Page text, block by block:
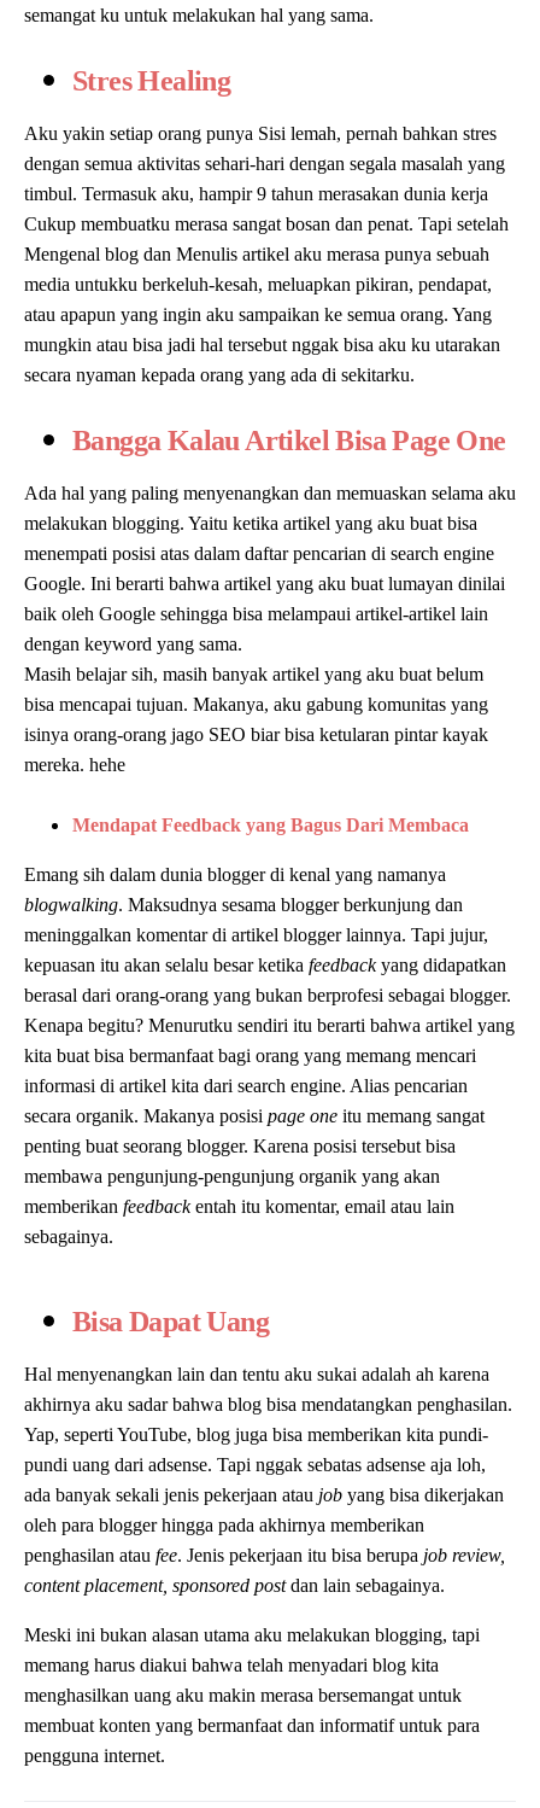
semangat ku untuk melakukan hal yang sama.
Stres Healing
Aku yakin setiap orang punya Sisi lemah, pernah bahkan stres
dengan semua aktivitas sehari-hari dengan segala masalah yang
timbul. Termasuk aku, hampir 9 tahun merasakan dunia kerja
Cukup membuatku merasa sangat bosan dan penat. Tapi setelah
Mengenal blog dan Menulis artikel aku merasa punya sebuah
media untukku berkeluh-kesah, meluapkan pikiran, pendapat,
atau apapun yang ingin aku sampaikan ke semua orang. Yang
mungkin atau bisa jadi hal tersebut nggak bisa aku ku utarakan
secara nyaman kepada orang yang ada di sekitarku.
Bangga Kalau Artikel Bisa Page One
Ada hal yang paling menyenangkan dan memuaskan selama aku
melakukan blogging. Yaitu ketika artikel yang aku buat bisa
menempati posisi atas dalam daftar pencarian di search engine
Google. Ini berarti bahwa artikel yang aku buat lumayan dinilai
baik oleh Google sehingga bisa melampaui artikel-artikel lain
dengan keyword yang sama.
Masih belajar sih, masih banyak artikel yang aku buat belum
bisa mencapai tujuan. Makanya, aku gabung komunitas yang
isinya orang-orang jago SEO biar bisa ketularan pintar kayak
mereka. hehe
Mendapat Feedback yang Bagus Dari Membaca
Emang sih dalam dunia blogger di kenal yang namanya
blogwalking. Maksudnya sesama blogger berkunjung dan
meninggalkan komentar di artikel blogger lainnya. Tapi jujur,
kepuasan itu akan selalu besar ketika feedbackyang didapatkan
berasal dari orang-orang yang bukan berprofesi sebagai blogger.
Kenapa begitu? Menurutku sendiri itu berarti bahwa artikel yang
kita buat bisa bermanfaat bagi orang yang memang mencari
informasi di artikel kita dari search engine. Alias pencarian
secara organik. Makanya posisi page one itu memang sangat
penting buat seorang blogger. Karena posisi tersebut bisa
membawa pengunjung-pengunjung organik yang akan
memberikan feedbackentah itu komentar, email atau lain
sebagainya.
Bisa Dapat Uang
Hal menyenangkan lain dan tentu aku sukai adalah ah karena
akhirnya aku sadar bahwa blog bisa mendatangkan penghasilan.
Yap, seperti YouTube, blog juga bisa memberikan kita pundi-
pundi uang dari adsense. Tapi nggak sebatas adsense aja loh,
ada banyak sekali jenis pekerjaan atau job yang bisa dikerjakan
oleh para blogger hingga pada akhirnya memberikan
penghasilan atau fee. Jenis pekerjaan itu bisa berupa job review,
content placement, sponsored postdan lain sebagainya.
Meski ini bukan alasan utama aku melakukan blogging, tapi
memang harus diakui bahwa telah menyadari blog kita
menghasilkan uang aku makin merasa bersemangat untuk
membuat konten yang bermanfaat dan informatif untuk para
pengguna internet.